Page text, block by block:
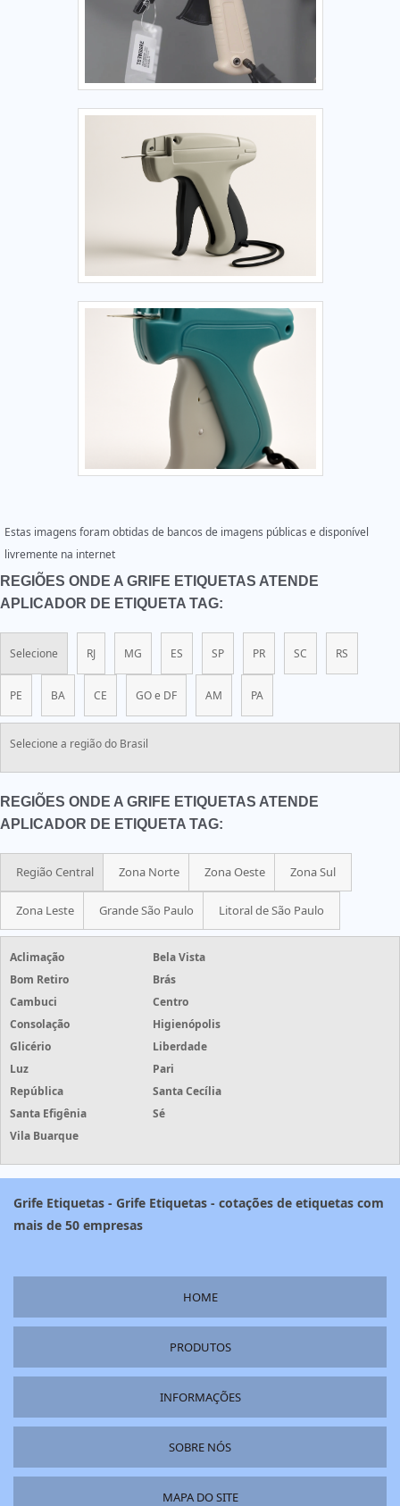
Estas imagens foram obtidas de bancos de imagens públicas e disponível
livremente na internet
REGIÕES ONDE A GRIFE ETIQUETAS ATENDE
APLICADOR DE ETIQUETA TAG:
Selecione RJ MG ES SP PR SC RS
PE BA CE GO e DF AM PA
Selecione a região do Brasil
REGIÕES ONDE A GRIFE ETIQUETAS ATENDE
APLICADOR DE ETIQUETA TAG:
Região Central Zona Norte Zona Oeste Zona Sul
Zona Leste Grande São Paulo Litoral de São Paulo
Aclimação
Bela Vista
Bom Retiro
Brás
Cambuci
Centro
Consolação
Higienópolis
Glicério
Liberdade
Luz
Pari
República
Santa Cecília
Santa Efigênia
Sé
Vila Buarque
Grife Etiquetas - Grife Etiquetas - cotações de etiquetas com
mais de 50 empresas
HOME
PRODUTOS
INFORMAÇÕES
SOBRE NÓS
MAPA DO SITE